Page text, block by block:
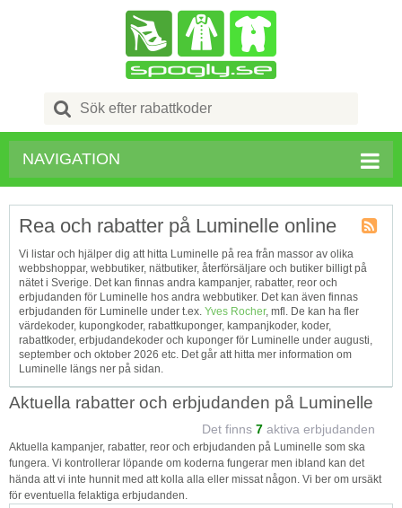
Search
for:
NAVIGATION
Tagg
Rea och rabatter på Luminelle online
Vi listar och hjälper dig att hitta Luminelle på rea från massor av olika
webbshoppar, webbutiker, nätbutiker, återförsäljare och butiker billigt på
nätet i Sverige. Det kan finnas andra kampanjer, rabatter, reor och
erbjudanden för Luminelle hos andra webbutiker. Det kan även finnas
erbjudanden för Luminelle under t.ex. Yves Rocher, mfl. De kan ha fler
värdekoder, kupongkoder, rabattkuponger, kampanjkoder, koder,
rabattkoder, erbjudandekoder och kuponger för Luminelle under augusti,
september och oktober 2026 etc. Det går att hitta mer information om
Luminelle längs ner på sidan.
Aktuella rabatter och erbjudanden på Luminelle
Det finns 7 aktiva erbjudanden
Aktuella kampanjer, rabatter, reor och erbjudanden på Luminelle som ska
fungera. Vi kontrollerar löpande om koderna fungerar men ibland kan det
hända att vi inte hunnit med att kolla alla eller missat någon. Vi ber om ursäkt
för eventuella felaktiga erbjudanden.